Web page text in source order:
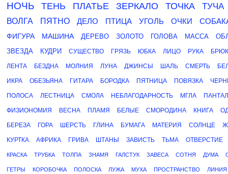
НОЧЬ ТЕНЬ ПЛАТЬЕ ЗЕРКАЛО ТОЧКА ТУЧА
ВОЛГА ПЯТНО ДЕЛО ПТИЦА УГОЛЬ ОЧКИ
ФИГУРА МАШИНА ДЕРЕВО ЗОЛОТО ГОЛОВА МАССА
ЗВЕЗДА
КУДРИ СУЩЕСТВО ГРЯЗЬ ЮБКА ЛИЦО РУКА
ЛЕНТА БЕЗДНА МОЛНИЯ ЛУНА ДЖИНСЫ ШАЛЬ СМЕРТЬ
ИКРА ОБЕЗЬЯНА ГИТАРА БОРОДКА ПЯТНИЦА ПОВЯЗКА
ПОЛОСА ЛЕСТНИЦА СМОЛА НЕБЛАГОДАРНОСТЬ МГЛА
ФИЗИОНОМИЯ ВЕСНА ПЛАМЯ БЕЛЫЕ СМОРОДИНА КНИГА
БЕРЕЗА ГОРА ШЕРСТЬ ГЛИНА БУМАГА МАТЕРИЯ СОЛНЦЕ
КУРТКА АФРИКА ГРИВА ШТАНЫ ЗАВИСТЬ ТЬМА ОТВЕРСТИЕ
КРАСКА ТРУБКА ТОЛПА ЗНАМЯ ГАЛСТУК ЗАВЕСА СОТНЯ ДУМА
ГЕТРЫ КОРОБОЧКА ПОЛОСКА ЛУЖА МУХА ПРОСТРАНСТВО ЛИНИЯ